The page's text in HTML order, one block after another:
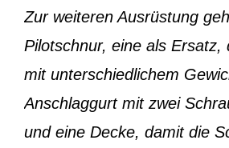
Zur weiteren Ausrüstung
Pilotschnur, eine als Ersatz,
mit unterschiedlichem
Anschlaggurt mit zwei
und eine Decke, damit die